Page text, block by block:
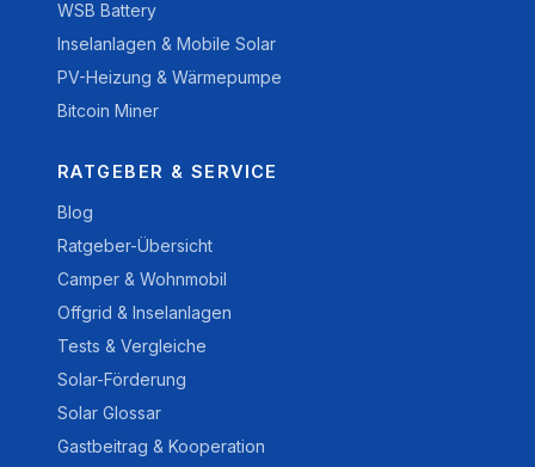
WSB Battery
Inselanlagen & Mobile Solar
PV-Heizung & Wärmepumpe
Bitcoin Miner
RATGEBER & SERVICE
Blog
Ratgeber-Übersicht
Camper & Wohnmobil
Offgrid & Inselanlagen
Tests & Vergleiche
Solar-Förderung
Solar Glossar
Gastbeitrag & Kooperation